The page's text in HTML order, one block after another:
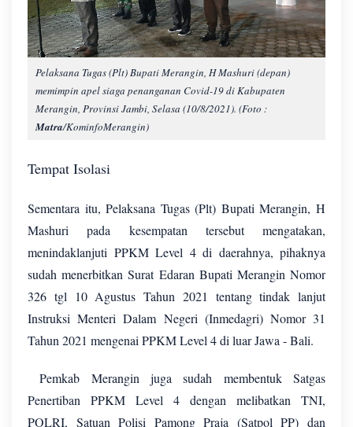
Pelaksana Tugas (Plt) Bupati Merangin, H Mashuri (depan)
memimpin apel siaga penanganan Covid-19 di Kabupaten
Merangin, Provinsi Jambi, Selasa (10/8/2021). (Foto :
Matra/KominfoMerangin)
Tempat Isolasi
Sementara itu, Pelaksana Tugas (Plt) Bupati Merangin, H
Mashuri pada kesempatan tersebut mengatakan,
menindaklanjuti PPKM Level 4 di daerahnya, pihaknya
sudah menerbitkan Surat Edaran Bupati Merangin Nomor
326 tgl 10 Agustus Tahun 2021 tentang tindak lanjut
Instruksi Menteri Dalam Negeri (Inmedagri) Nomor 31
Tahun 2021 mengenai PPKM Level 4 di luar Jawa - Bali.
Pemkab Merangin juga sudah membentuk Satgas
Penertiban PPKM Level 4 dengan melibatkan TNI,
POLRI, Satuan Polisi Pamong Praja (Satpol PP) dan